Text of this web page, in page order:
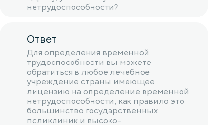
нетрудоспособности?
Ответ
Для определения временной
трудоспособности вы можете
обратиться в любое лечебное
учреждение страны имеющее
лицензию на определение временной
нетрудоспособности, как правило это
большинство государственных
поликлиник и высоко-